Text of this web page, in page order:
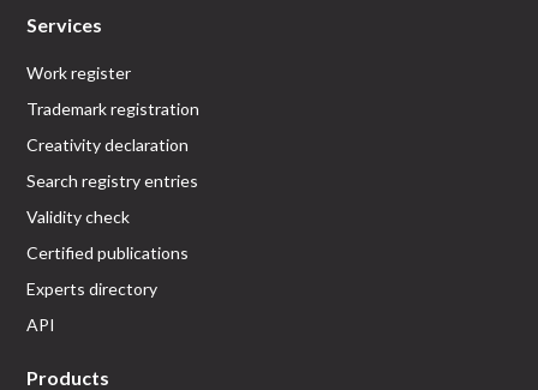
Services
Work register
Trademark registration
Creativity declaration
Search registry entries
Validity check
Certified publications
Experts directory
API
Products